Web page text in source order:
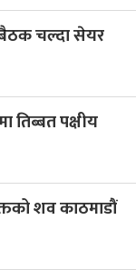
चल्दा सेयर
तिब्बत पक्षीय
शव काठमाडौं